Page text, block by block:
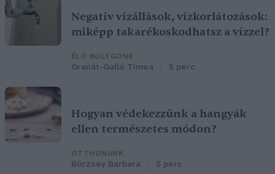
Negatív vízállások, vízkorlátozások:
miképp takarékoskodhatsz a vízzel?
ÉLŐ BOLYGÓNK
Granát-Galló Tímea 5 perc
Hogyan védekezzünk a hangyák
ellen természetes módon?
OTTHONUNK
Börzsey Barbara 5 perc